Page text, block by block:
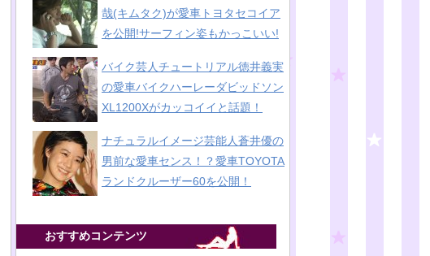
哉(キムタク)が愛車トヨタセコイア
を公開!サーフィン姿もかっこいい!
バイク芸人チュートリアル徳井義実
の愛車バイクハーレーダビッドソン
XL1200Xがカッコイイと話題！
ナチュラルイメージ芸能人蒼井優の
男前な愛車センス！？愛車TOYOTA
ランドクルーザー60を公開！
おすすめコンテンツ